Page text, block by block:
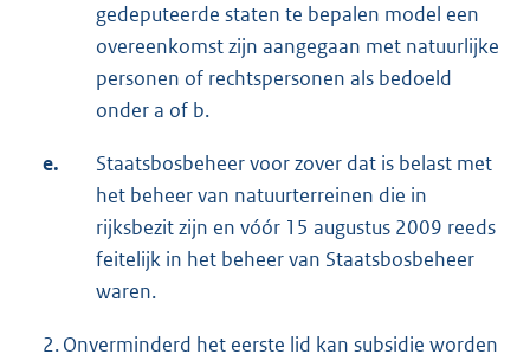
gedeputeerde staten te bepalen model een
overeenkomst zijn aangegaan met natuurlijke
personen of rechtspersonen als bedoeld
onder a of b.
e.
Staatsbosbeheer voor zover dat is belast met
het beheer van natuurterreinen die in
rijksbezit zijn en vóór 15 augustus 2009 reeds
feitelijk in het beheer van Staatsbosbeheer
waren.
2. Onverminderd het eerste lid kan subsidie worden